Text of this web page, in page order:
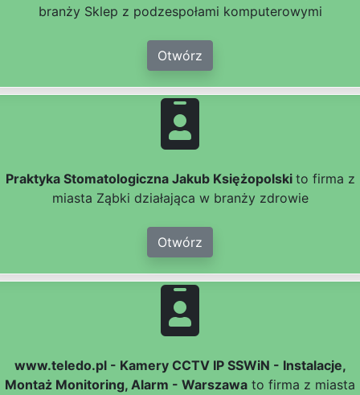
branży Sklep z podzespołami komputerowymi
Otwórz
Praktyka Stomatologiczna Jakub Księżopolski to firma z
miasta Ząbki działająca w branży zdrowie
Otwórz
www.teledo.pl - Kamery CCTV IP SSWiN - Instalacje,
Montaż Monitoring, Alarm - Warszawa to firma z miasta